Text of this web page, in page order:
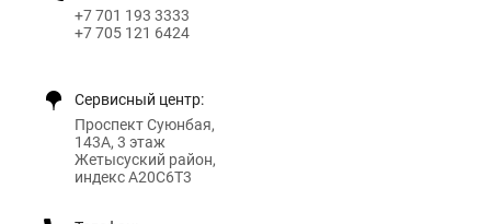
+7 701 193 3333
+7 705 121 6424
Сервисный центр:
Проспект Суюнбая,
143А, 3 этаж
Жетысуский район,
индекс A20C6T3